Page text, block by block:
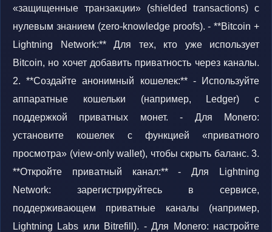
«защищенные транзакции» (shielded transactions) с
нулевым знанием (zero-knowledge proofs). - **Bitcoin +
Lightning Network:** Для тех, кто уже использует
Bitcoin, но хочет добавить приватность через каналы.
2. **Создайте анонимный кошелек:** - Используйте
аппаратные кошельки (например, Ledger) с
поддержкой приватных монет. - Для Monero:
установите кошелек с функцией «приватного
просмотра» (view-only wallet), чтобы скрыть баланс. 3.
**Откройте приватный канал:** - Для Lightning
Network: зарегистрируйтесь в сервисе,
поддерживающем приватные каналы (например,
Lightning Labs или Bitrefill). - Для Monero: настройте